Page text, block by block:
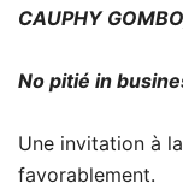
CAUPHY
No pitié in
Une invitation à
favorablement.